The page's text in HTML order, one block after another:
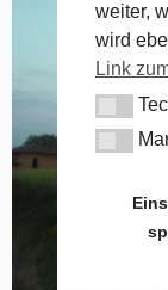
weiter,
wird
Link
Technical